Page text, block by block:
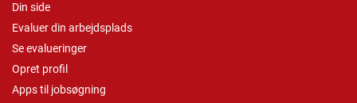
Din side
Evaluer din arbejdsplads
Se evalueringer
Opret profil
Apps til jobsøgning